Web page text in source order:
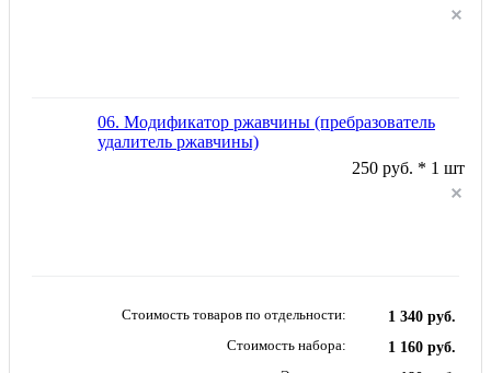
06. Модификатор ржавчины (пребразователь
удалитель ржавчины)
250 руб. * 1 шт
Стоимость товаров по отдельности:
1 340 руб.
Стоимость набора:
1 160 руб.